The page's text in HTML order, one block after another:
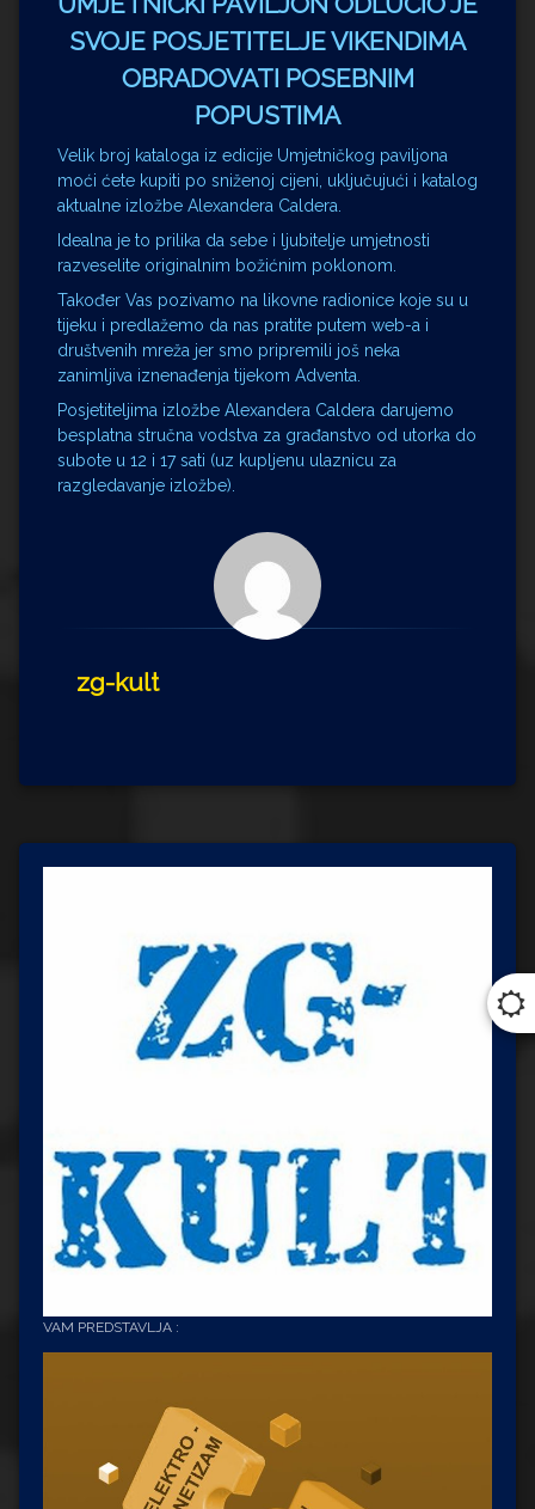
SVOJE POSJETITELJE VIKENDIMA
OBRADOVATI POSEBNIM
POPUSTIMA
Velik broj kataloga iz edicije Umjetničkog paviljona
moći ćete kupiti po sniženoj cijeni, uključujući i katalog
aktualne izložbe Alexandera Caldera.
Idealna je to prilika da sebe i ljubitelje umjetnosti
razveselite originalnim božićnim poklonom.
Također Vas pozivamo na likovne radionice koje su u
tijeku i predlažemo da nas pratite putem web-a i
društvenih mreža jer smo pripremili još neka
zanimljiva iznenađenja tijekom Adventa.
Posjetiteljima izložbe Alexandera Caldera darujemo
besplatna stručna vodstva za građanstvo od utorka do
subote u 12 i 17 sati (uz kupljenu ulaznicu za
razgledavanje izložbe).
zg-kult
VAM PREDSTAVLJA :